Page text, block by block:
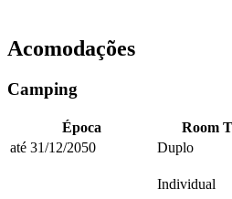
Acomodações
Camping
Época Room
até 31/12/2050
Duplo
Individual